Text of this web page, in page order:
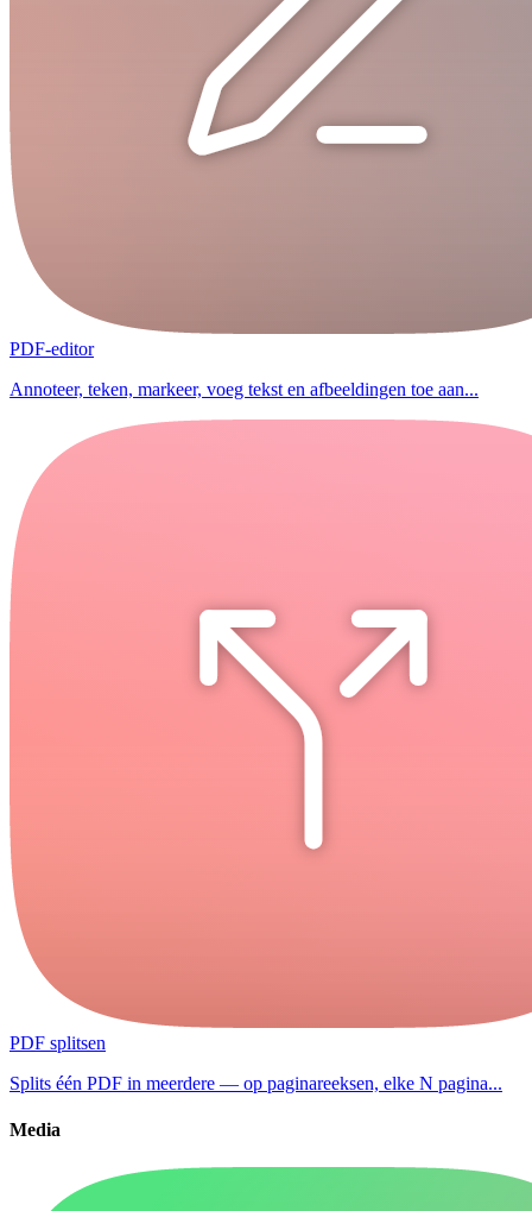
PDF-editor
Annoteer, teken, markeer, voeg tekst en afbeeldingen toe aan...
PDF splitsen
Splits één PDF in meerdere — op paginareeksen, elke N pagina...
Media